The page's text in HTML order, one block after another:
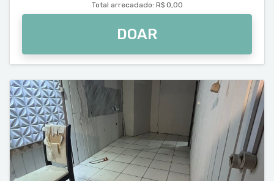
Total arrecadado: R$ 0,00
DOAR